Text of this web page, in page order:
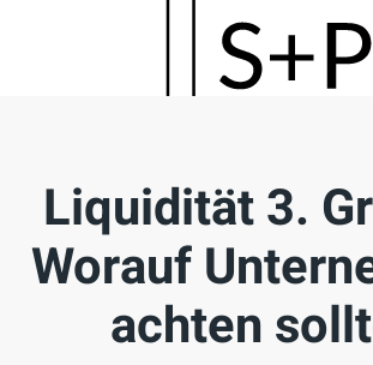
Liquidität 3.
Worauf
achten